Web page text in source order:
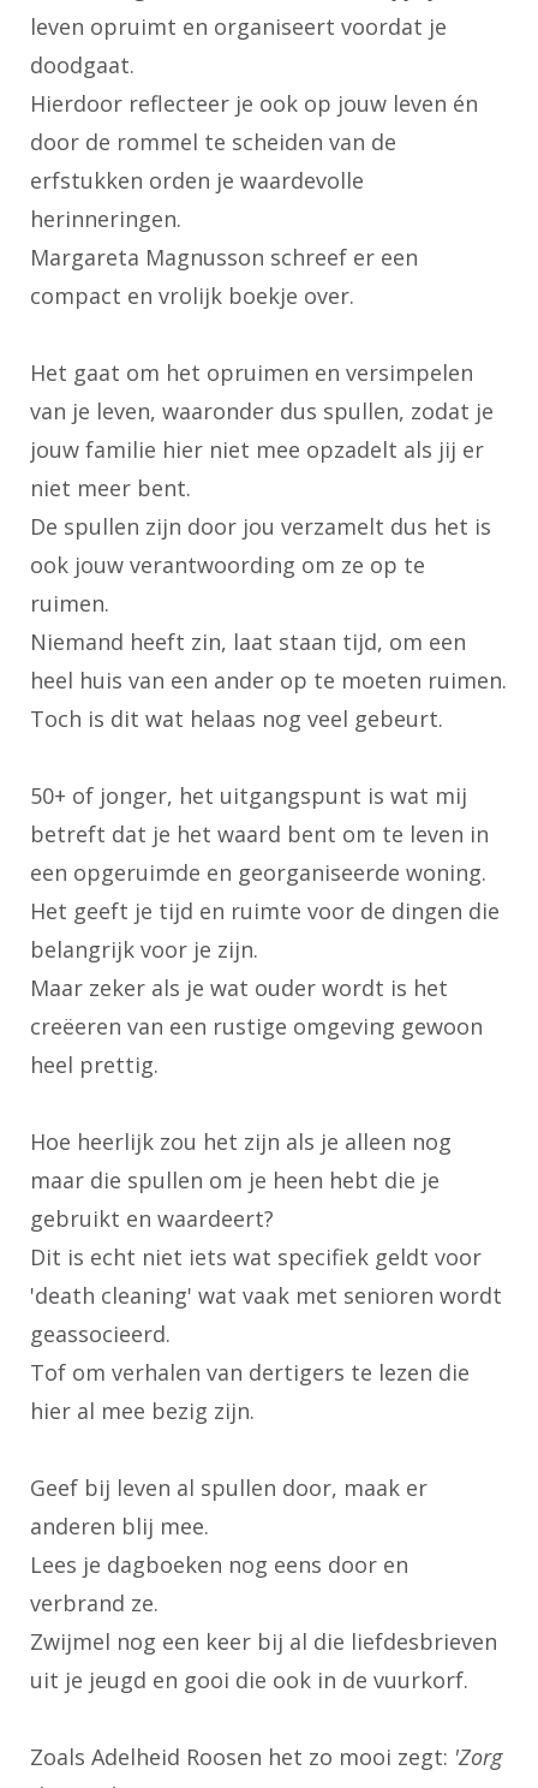
leven opruimt en organiseert voordat je
doodgaat.
Hierdoor reflecteer je ook op jouw leven én
door de rommel te scheiden van de
erfstukken orden je waardevolle
herinneringen.
Margareta Magnusson schreef er een
compact en vrolijk boekje over.
Het gaat om het opruimen en versimpelen
van je leven, waaronder dus spullen, zodat je
jouw familie hier niet mee opzadelt als jij er
niet meer bent.
De spullen zijn door jou verzamelt dus het is
ook jouw verantwoording om ze op te
ruimen.
Niemand heeft zin, laat staan tijd, om een
heel huis van een ander op te moeten ruimen.
Toch is dit wat helaas nog veel gebeurt.
50+ of jonger, het uitgangspunt is wat mij
betreft dat je het waard bent om te leven in
een opgeruimde en georganiseerde woning.
Het geeft je tijd en ruimte voor de dingen die
belangrijk voor je zijn.
Maar zeker als je wat ouder wordt is het
creëeren van een rustige omgeving gewoon
heel prettig.
Hoe heerlijk zou het zijn als je alleen nog
maar die spullen om je heen hebt die je
gebruikt en waardeert?
Dit is echt niet iets wat specifiek geldt voor
'death cleaning' wat vaak met senioren wordt
geassocieerd.
Tof om verhalen van dertigers te lezen die
hier al mee bezig zijn.
Geef bij leven al spullen door, maak er
anderen blij mee.
Lees je dagboeken nog eens door en
verbrand ze.
Zwijmel nog een keer bij al die liefdesbrieven
uit je jeugd en gooi die ook in de vuurkorf.
Zoals Adelheid Roosen het zo mooi zegt: 'Zorg